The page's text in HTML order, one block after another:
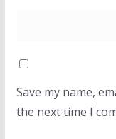
Save my name,
the next time I